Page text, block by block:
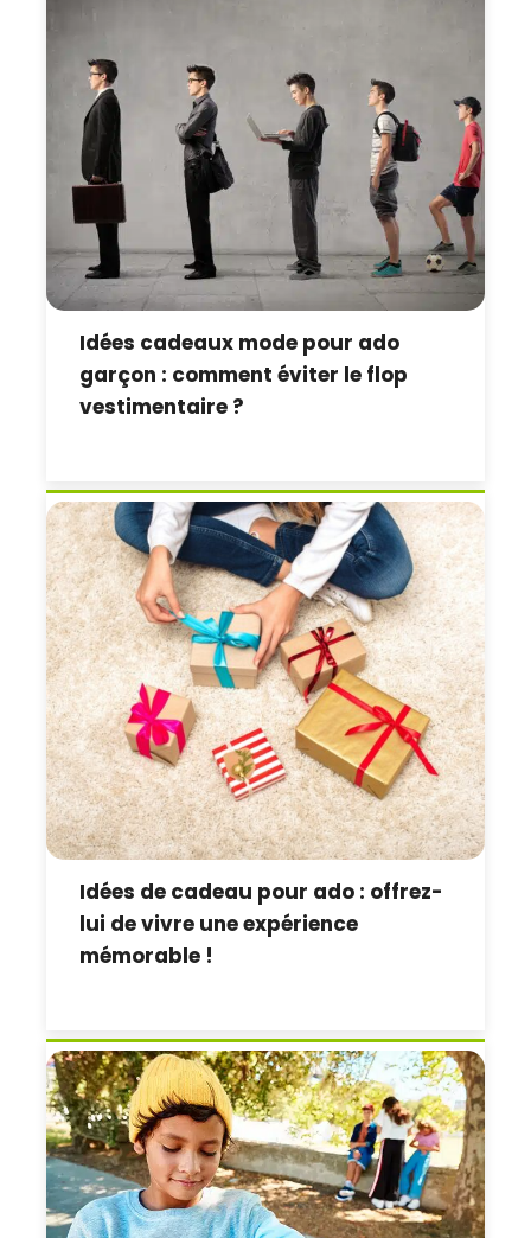
Idées cadeaux mode pour ado
garçon : comment éviter le flop
vestimentaire ?
Idées de cadeau pour ado : offrez-
lui de vivre une expérience
mémorable !